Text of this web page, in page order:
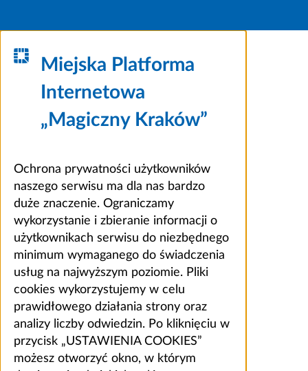
Miejska Platforma
Internetowa
„Magiczny Kraków”
Ochrona prywatności użytkowników
naszego serwisu ma dla nas bardzo
duże znaczenie. Ograniczamy
wykorzystanie i zbieranie informacji o
użytkownikach serwisu do niezbędnego
minimum wymaganego do świadczenia
usług na najwyższym poziomie. Pliki
cookies wykorzystujemy w celu
prawidłowego działania strony oraz
analizy liczby odwiedzin. Po kliknięciu w
przycisk „USTAWIENIA COOKIES”
możesz otworzyć okno, w którym